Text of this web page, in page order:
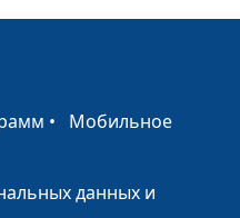
семейный
Синицына, Лилия
• Мобильное
данных и